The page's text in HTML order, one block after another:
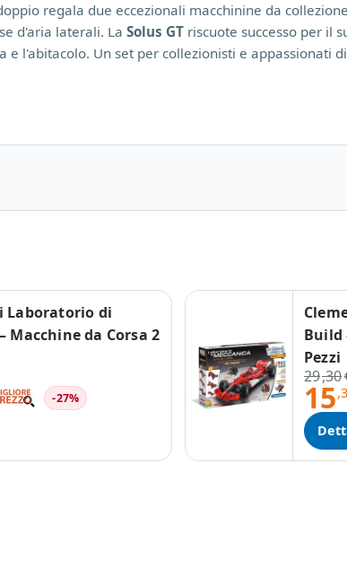
regala due eccezionali macchinine da
d'aria laterali. La Solus GT riscuote successo per il
l'abitacolo. Un set per collezionisti e appassionati
Laboratorio di
Macchine da Corsa 2
-27%
Build
Pezzi
29,30
15